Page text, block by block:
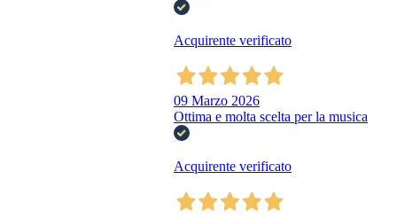
Acquirente verificato
09 Marzo 2026
Ottima e molta scelta per la musica
Acquirente verificato